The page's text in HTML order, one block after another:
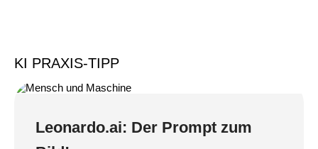
KI PRAXIS-TIPP
Leonardo.ai: Der Prompt zum